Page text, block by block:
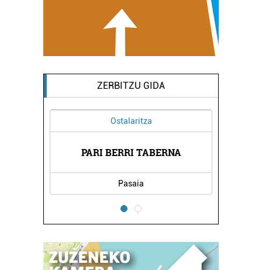
ZERBITZU GIDA
Ostalaritza
PARI BERRI TABERNA
Pasaia